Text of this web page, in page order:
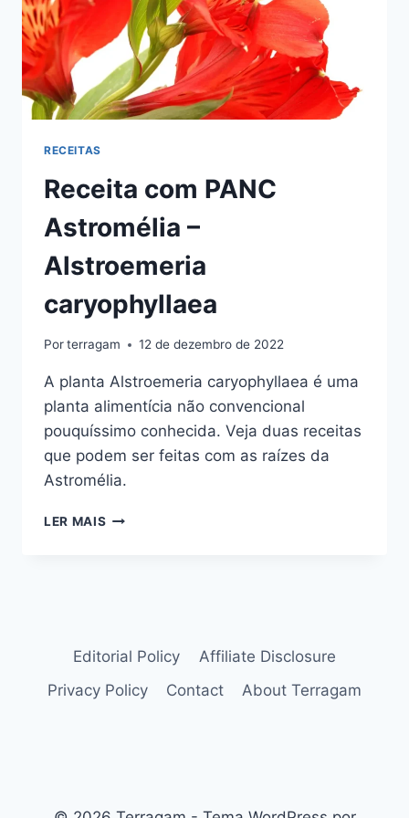
RECEITAS
Receita com PANC
Astromélia –
Alstroemeria
caryophyllaea
Porterragam 12 de dezembro de 2022
A planta Alstroemeria caryophyllaea é uma
planta alimentícia não convencional
pouquíssimo conhecida. Veja duas receitas
que podem ser feitas com as raízes da
Astromélia.
LER MAIS RECEITA
Editorial Policy
Affiliate Disclosure
Privacy Policy
Contact About Terragam